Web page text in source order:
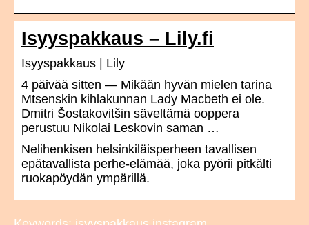
Isyyspakkaus – Lily.fi
Isyyspakkaus | Lily
4 päivää sitten — Mikään hyvän mielen tarina
Mtsenskin kihlakunnan Lady Macbeth ei ole.
Dmitri Šostakovitšin säveltämä ooppera
perustuu Nikolai Leskovin saman …
Nelihenkisen helsinkiläisperheen tavallisen
epätavallista perhe-elämää, joka pyörii pitkälti
ruokapöydän ympärillä.